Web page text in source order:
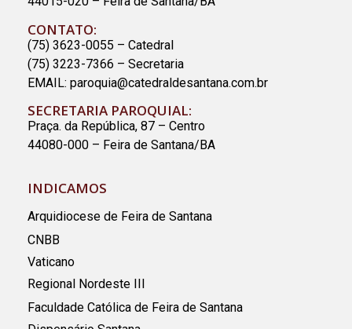
CONTATO:
(75) 3623-0055 – Catedral
(75) 3223-7366 – Secretaria
EMAIL: paroquia@catedraldesantana.com.br
SECRETARIA PAROQUIAL:
Praça. da República, 87 – Centro
44080-000 – Feira de Santana/BA
INDICAMOS
Arquidiocese de Feira de Santana
CNBB
Vaticano
Regional Nordeste III
Faculdade Católica de Feira de Santana